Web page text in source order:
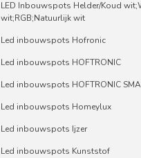
LED Inbouwspots Helder/Koud
wit;RGB;Natuurlijk wit
Led inbouwspots Hofronic
Led inbouwspots HOFTRONIC
Led inbouwspots HOFTRONIC
Led inbouwspots Homeylux
Led inbouwspots Ijzer
Led inbouwspots Kunststof